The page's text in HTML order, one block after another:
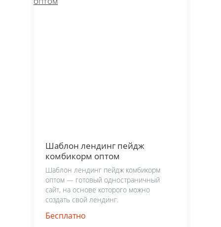
Шаблон лендинг пейдж
комбикорм оптом
Шаблон лендинг пейдж комбикорм
оптом — готовый одностраничный
сайт, на основе которого можно
создать свой лендинг.
Бесплатно